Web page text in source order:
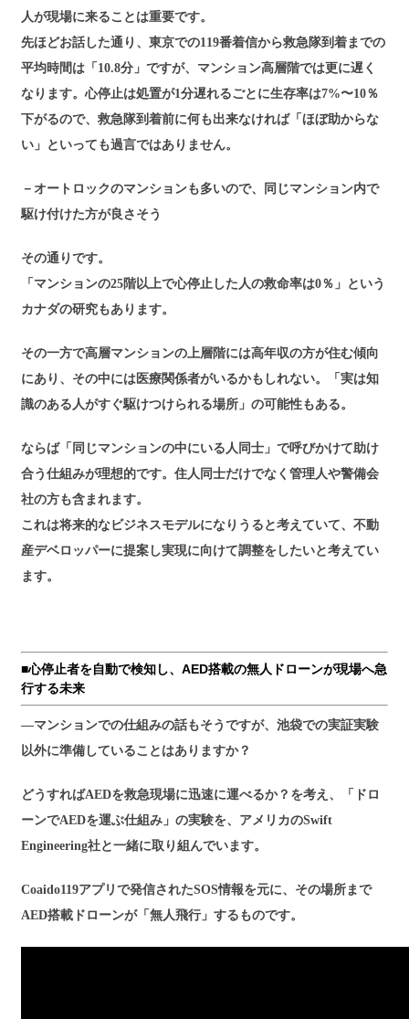
人が現場に来ることは重要です。
先ほどお話した通り、東京での119番着信から救急隊到着までの
平均時間は「10.8分」ですが、マンション高層階では更に遅く
なります。心停止は処置が1分遅れるごとに生存率は7%〜10％
下がるので、救急隊到着前に何も出来なければ「ほぼ助からな
い」といっても過言ではありません。
－オートロックのマンションも多いので、同じマンション内で
駆け付けた方が良さそう
その通りです。
「マンションの25階以上で心停止した人の救命率は0％」という
カナダの研究もあります。
その一方で高層マンションの上層階には高年収の方が住む傾向
にあり、その中には医療関係者がいるかもしれない。「実は知
識のある人がすぐ駆けつけられる場所」の可能性もある。
ならば「同じマンションの中にいる人同士」で呼びかけて助け
合う仕組みが理想的です。住人同士だけでなく管理人や警備会
社の方も含まれます。
これは将来的なビジネスモデルになりうると考えていて、不動
産デベロッパーに提案し実現に向けて調整をしたいと考えてい
ます。
■心停止者を自動で検知し、AED搭載の無人ドローンが現場へ急
行する未来
―マンションでの仕組みの話もそうですが、池袋での実証実験
以外に準備していることはありますか？
どうすればAEDを救急現場に迅速に運べるか？を考え、「ドロ
ーンでAEDを運ぶ仕組み」の実験を、アメリカのSwift
Engineering社と一緒に取り組んでいます。
Coaido119アプリで発信されたSOS情報を元に、その場所まで
AED搭載ドローンが「無人飛行」するものです。